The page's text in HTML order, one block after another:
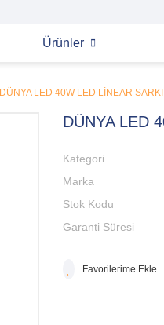
Ürünler
DÜNYA LED 40W LED LİNEAR
DÜNYA LED
Kategori
Marka
Stok Kodu
Garanti Süresi